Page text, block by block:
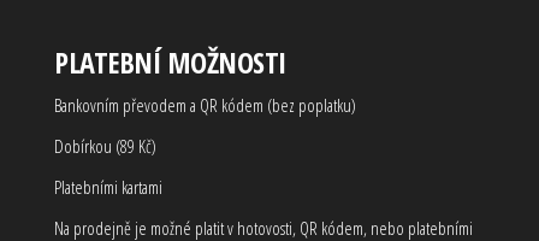
PLATEBNÍ MOŽNOSTI
Bankovním převodem a QR kódem (bez poplatku)
Dobírkou (89 Kč)
Platebními kartami
Na prodejně je možné platit v hotovosti, QR kódem, nebo platebními